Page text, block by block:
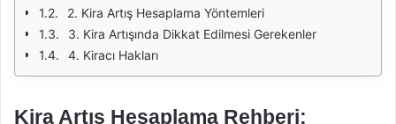
2. Kira Artış Hesaplama Yöntemleri
3. Kira Artışında Dikkat Edilmesi Gerekenler
4. Kiracı Hakları
Kira Artış Hesaplama Rehberi: